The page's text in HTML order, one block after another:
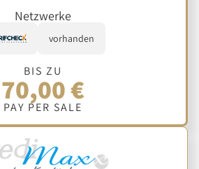
Netzwerke
vorhanden
BIS ZU
70,00 €
PAY PER SALE